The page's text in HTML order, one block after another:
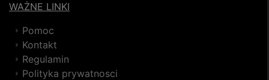
WAŻNE LINKI
Pomoc
Kontakt
Regulamin
Polityka prywatnosci